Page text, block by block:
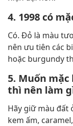
4. 1998 có
Có. Đỏ là màu
nên ưu tiên các
hoặc burgundy
5. Muốn
thì nên làm
Hãy giữ màu đất
kem ấm,